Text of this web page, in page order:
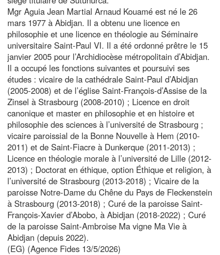
Mgr Aguia Jean Martial Arnaud Kouamé est né le 26
mars 1977 à Abidjan. Il a obtenu une licence en
philosophie et une licence en théologie au Séminaire
universitaire Saint-Paul VI. Il a été ordonné prêtre le 15
janvier 2005 pour l’Archidiocèse métropolitain d’Abidjan.
Il a occupé les fonctions suivantes et poursuivi ses
études : vicaire de la cathédrale Saint-Paul d’Abidjan
(2005-2008) et de l’église Saint-François-d’Assise de la
Zinsel à Strasbourg (2008-2010) ; Licence en droit
canonique et master en philosophie et en histoire et
philosophie des sciences à l’université de Strasbourg ;
vicaire paroissial de la Bonne Nouvelle à Hem (2010-
2011) et de Saint-Fiacre à Dunkerque (2011-2013) ;
Licence en théologie morale à l’université de Lille (2012-
2013) ; Doctorat en éthique, option Éthique et religion, à
l’université de Strasbourg (2013-2018) ; Vicaire de la
paroisse Notre-Dame du Chêne du Pays de Fleckenstein
à Strasbourg (2013-2018) ; Curé de la paroisse Saint-
François-Xavier d’Abobo, à Abidjan (2018-2022) ; Curé
de la paroisse Saint-Ambroise Ma vigne Ma Vie à
Abidjan (depuis 2022).
(EG) (Agence Fides 13/5/2026)